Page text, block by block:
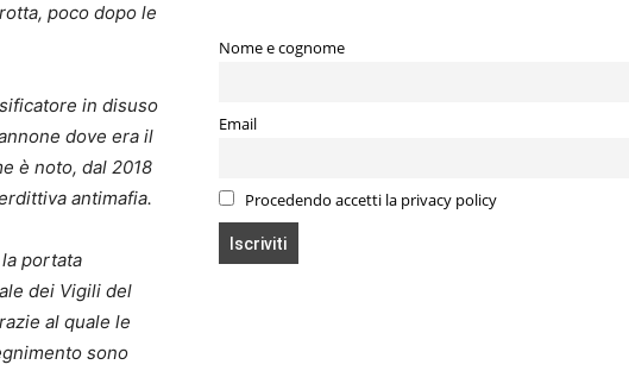
poco dopo le
in disuso
dove era il
è noto, dal 2018
antimafia.
portata
dei Vigili del
al quale le
sono
Nome e cognome
Email
Procedendo accetti la privacy policy